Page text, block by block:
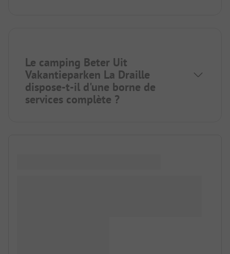
Le camping Beter Uit
Vakantieparken La Draille
dispose-t-il d'une borne de
services complète ?